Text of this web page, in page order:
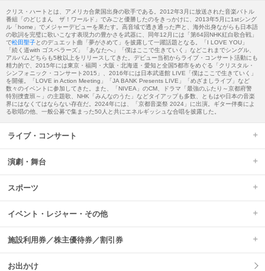
クリス・ハートとは、アメリカ合衆国出身の歌手である。2012年3月に放送された音楽バトル
番組「のどじまん ザ！ワールド」でみごと優勝したのをきっかけに、2013年5月に1stシング
ル「home」でメジャーデビューを果たす。高音域で透き通った声と、海外出身ながらも日本語
の歌詞を完璧に歌いこなす表現力の豊かさを武器に、同年12月には「第64回NHK紅白歌合戦」
で松田聖子とのデュエット曲「夢がさめて」を披露して一躍話題となる。「I LOVE YOU」
「続く道with ゴスペラーズ」「あなたへ」「僕はここで生きていく」などこれまでシングル、
アルバムどちらも5枚以上をリリースしてきた。デビュー当初からライブ・コンサート活動にも
精力的で、2015年には東京・福岡・大阪・北海道・愛知と全国5都市をめぐる「クリスタル・
シンフォニック・コンサート2015」、2016年には日本武道館 LIVE「僕はここで生きていく」
を開催。「LOVE in Action Meeting」「JA BANK Presents LIVE」「めざましライブ」など
数々のイベントに参加してきた。また、「NIVEA」のCM、ドラマ「最強のふたり～京都府警
特別捜査班～」の主題歌、NHK「みんなのうた」などタイアップも多数、ともはや日本の音楽
界にはなくてはならない存在だ。2024年には、「京都音楽祭 2024」に出演。ギター伴奏によ
る歌唱の他、一般公募で集まった50人と共にエネルギッシュな合唱を披露した。
ライブ・コンサート
演劇・舞台
スポーツ
イベント・レジャー・その他
施設利用券／株主優待券／割引券
お出かけ